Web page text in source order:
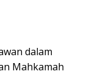
dalam
Mahkamah